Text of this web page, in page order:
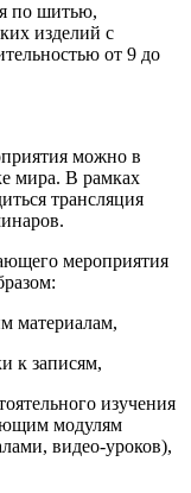
по шитью,
изделий с
от 9 до
можно в
мира. В рамках
трансляция
мероприятия
материалам,
к записям,
изучения
модулям
видео-уроков),